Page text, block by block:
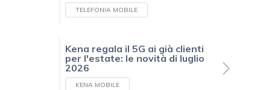
TELEFONIA MOBILE
Kena regala il 5G ai già clienti
per l'estate: le novità di luglio
2026
KENA MOBILE